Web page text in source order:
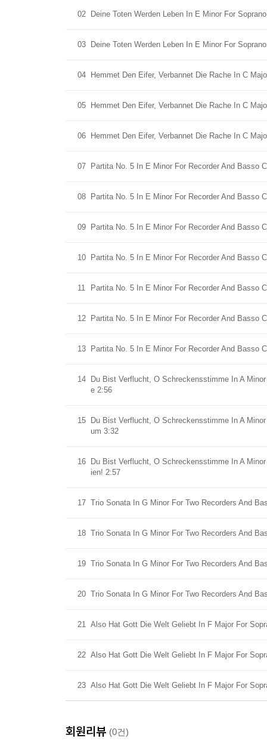
02 Deine Toten Werden Leben In E Minor For
03 Deine Toten Werden Leben In E Minor For
04 Hemmet Den Eifer, Verbannet Die Rache In C
05 Hemmet Den Eifer, Verbannet Die Rache In C
06 Hemmet Den Eifer, Verbannet Die Rache In C
07 Partita No. 5 In E Minor For Recorder And Basso
08 Partita No. 5 In E Minor For Recorder And Basso
09 Partita No. 5 In E Minor For Recorder And Basso
10 Partita No. 5 In E Minor For Recorder And Basso
11 Partita No. 5 In E Minor For Recorder And Basso
12 Partita No. 5 In E Minor For Recorder And Basso
13 Partita No. 5 In E Minor For Recorder And Basso
14
Du Bist Verflucht, O Schreckensstimme In A
e 2:56
15
Du Bist Verflucht, O Schreckensstimme In A
um 3:32
16
Du Bist Verflucht, O Schreckensstimme In A
ien! 2:57
17 Trio Sonata In G Minor For Two Recorders And
18 Trio Sonata In G Minor For Two Recorders And
19 Trio Sonata In G Minor For Two Recorders And
20 Trio Sonata In G Minor For Two Recorders And
21 Also Hat Gott Die Welt Geliebt In F Major For
22 Also Hat Gott Die Welt Geliebt In F Major For
23 Also Hat Gott Die Welt Geliebt In F Major For
회원리뷰 (0건)